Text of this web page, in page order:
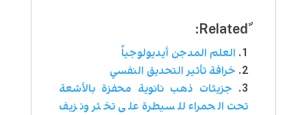
ٌRelated:
العلم المدجن أيديولوجياً
خرافة تأثير التحديق النفسي
جزيئات ذهب نانوية محفزة بالأشعة
تحت الحمراء للسيطرة على تخثر ونزيف